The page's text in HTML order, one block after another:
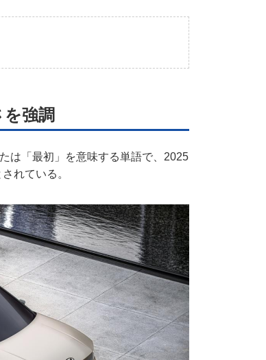
強調
は「最初」を意味する単語で、2025
れている。